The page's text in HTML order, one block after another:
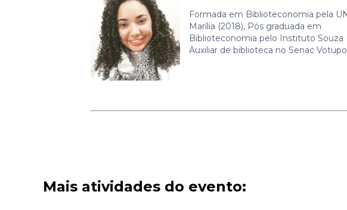
Formada em Biblioteconomia pela
Marília (2018), Pós graduada em
Biblioteconomia pelo Instituto Souza
Auxiliar de biblioteca no Senac
Mais atividades do evento: